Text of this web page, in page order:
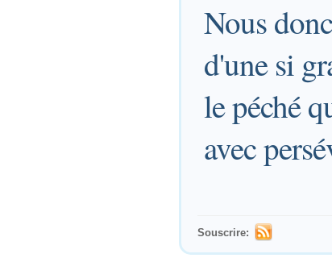
Nous
d'une si
le péché
avec
Souscrire: